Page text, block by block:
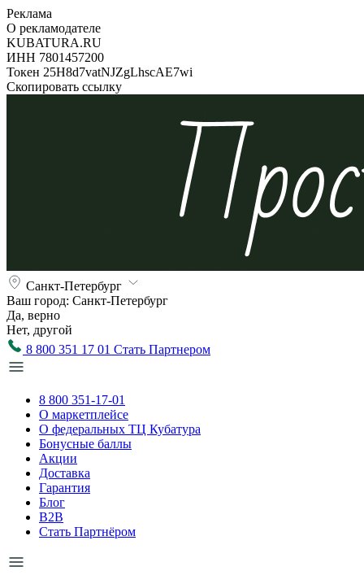
Реклама
О рекламодателе
KUBATURA.RU
ИНН 7801457200
Токен 25H8d7vatNJZgLhscAE7wi
Скопировать ссылку
Санкт-Петербург
Ваш город: Санкт-Петербург
Да, верно
Нет, другой
8 800 351 17 01 Стать Партнером
8 800 351-17-01
О маркетплейсе
О федеральных ТЦ Кубатура
Бонусные баллы
Акции
Доставка
Гарантия
Блог
B2B
Стать Партнёром